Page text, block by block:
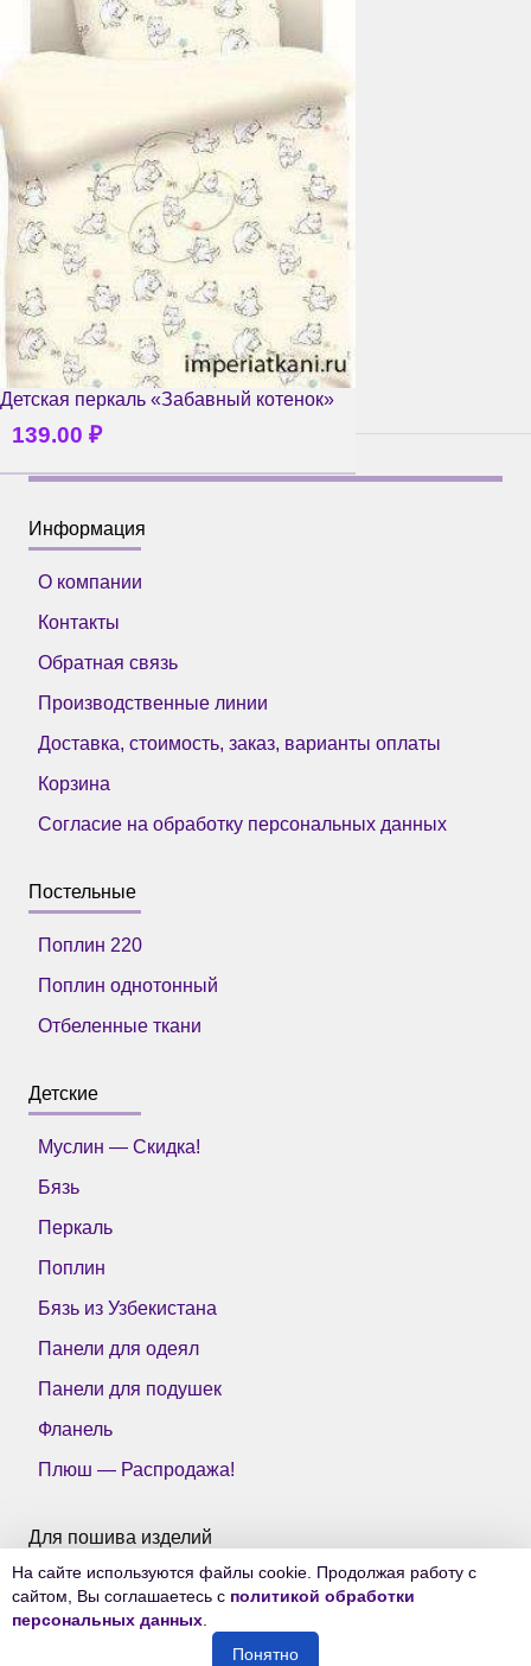
Детская перкаль «Забавный котенок»
139.00 ₽
Информация
О компании
Контакты
Обратная связь
Производственные линии
Доставка, стоимость, заказ, варианты оплаты
Корзина
Согласие на обработку персональных данных
Постельные
Поплин 220
Поплин однотонный
Отбеленные ткани
Детские
Муслин — Скидка!
Бязь
Перкаль
Поплин
Бязь из Узбекистана
Панели для одеял
Панели для подушек
Фланель
Плюш — Распродажа!
Для пошива изделий
Все ткани Тейково
На сайте используются файлы cookie. Продолжая работу с
сайтом, Вы соглашаетесь с политикой обработки
персональных данных
Понятно